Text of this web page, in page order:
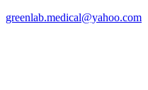
greenlab.medical@yahoo.com